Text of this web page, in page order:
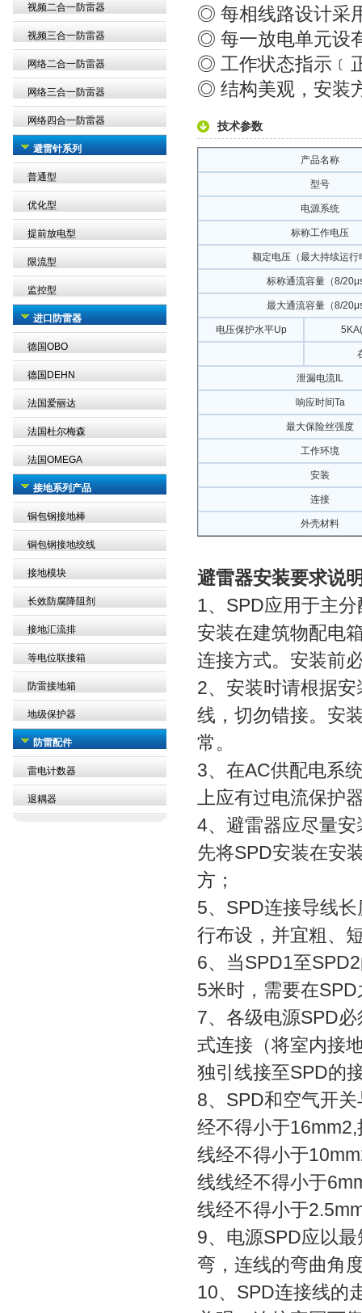
视频二合一防雷器
视频三合一防雷器
网络二合一防雷器
网络三合一防雷器
网络四合一防雷器
避雷针系列
普通型
优化型
提前放电型
限流型
监控型
进口防雷器
德国OBO
德国DEHN
法国爱丽达
法国杜尔梅森
法国OMEGA
接地系列产品
铜包钢接地棒
铜包钢接地绞线
接地模块
长效防腐降阻剂
接地汇流排
等电位联接箱
防雷接地箱
地级保护器
防雷配件
雷电计数器
退耦器
◎ 每相线路设计采
◎ 每一放电单元设
◎ 工作状态指示﹝
◎ 结构美观，安装
技术参数
产品名称
型号
电源系统
标称工作电压
额定电压（最大持续运行
标称通流容量（8/
最大通流容量（8/
电压保护水平Up
泄漏电流IL
响应时间Ta
最大保险丝强度
工作环境
安装
连接
外壳材料
避雷器安装要求说
1、SPD应用于主
安装在建筑物配电
连接方式。安装前
2、安装时请根据
线，切勿错接。安
常。
3、在AC供配电系
上应有过电流保护
4、避雷器应尽量
先将SPD安装在安
方；
5、SPD连接导线
行布设，并宜粗、
6、当SPD1至
5米时，需要在
7、各级电源SPD
式连接（将室内接
独引线接至SPD的
8、SPD和空气开
经不得小于
线经不得小于
线线经不得小于
线经不得小于
9、电源SPD应以最
弯，连线的弯曲角
10、SPD连接线的